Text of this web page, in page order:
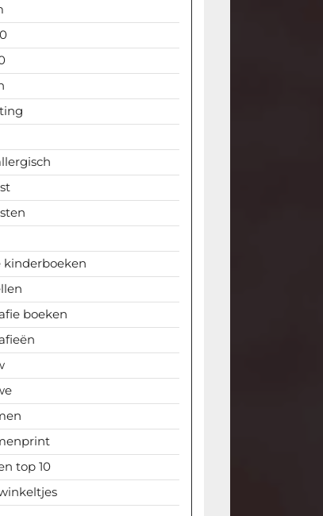
kinderboeken
boeken
top 10